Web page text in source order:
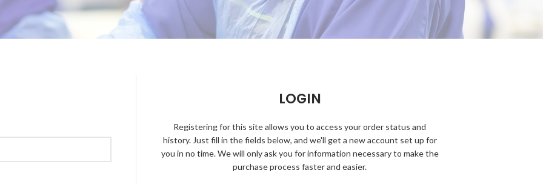
LOGIN
Registering for this site allows you to access your order status and
history. Just fill in the fields below, and we'll get a new account set up for
you in no time. We will only ask you for information necessary to make the
purchase process faster and easier.